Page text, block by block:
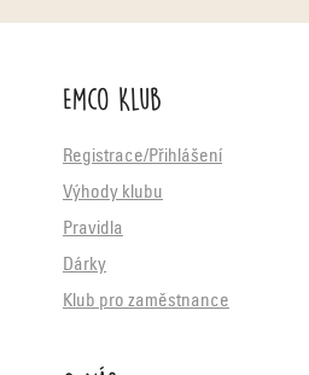
Emco Klub
Registrace/Přihlášení
Výhody klubu
Pravidla
Dárky
Klub pro zaměstnance